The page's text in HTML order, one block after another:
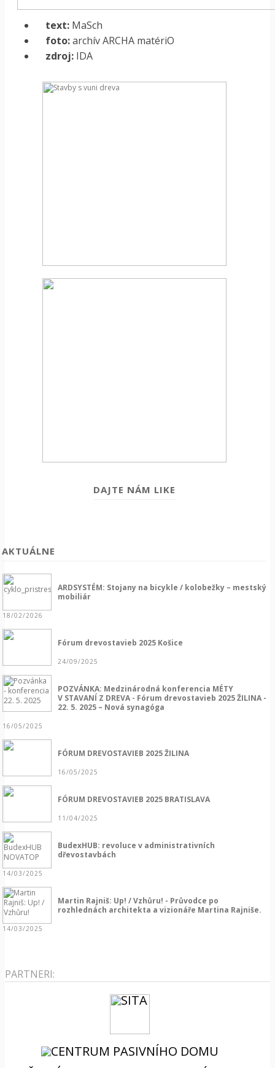
text: MaSch
foto:archív ARCHA matériO
zdroj: IDA
DAJTE NÁM LIKE
AKTUÁLNE
ARDSYSTÉM: Stojany na bicykle / kolobežky – mestský
mobiliár
18/02/2026
Fórum drevostavieb 2025 Košice
24/09/2025
POZVÁNKA: Medzinárodná konferencia MÉTY
V STAVANÍ Z DREVA - Fórum drevostavieb 2025 ŽILINA -
22. 5. 2025 – Nová synagóga
16/05/2025
FÓRUM DREVOSTAVIEB 2025 ŽILINA
16/05/2025
FÓRUM DREVOSTAVIEB 2025 BRATISLAVA
11/04/2025
BudexHUB: revoluce v administrativních
dřevostavbách
14/03/2025
Martin Rajniš: Up! / Vzhůru! - Průvodce po
rozhlednách architekta a vizionáře Martina Rajniše.
14/03/2025
PARTNERI: